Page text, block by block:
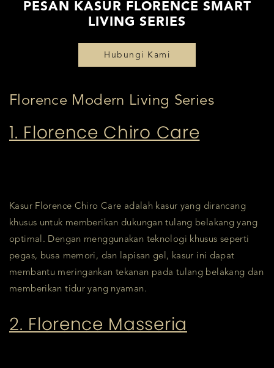
PESAN KASUR FLORENCE SMART
LIVING SERIES
Hubungi Kami
Florence Modern Living Series
1. Florence Chiro Care
Kasur Florence Chiro Care adalah kasur yang dirancang
khusus untuk memberikan dukungan tulang belakang yang
optimal. Dengan menggunakan teknologi khusus seperti
pegas, busa memori, dan lapisan gel, kasur ini dapat
membantu meringankan tekanan pada tulang belakang dan
memberikan tidur yang nyaman.
2. Florence Masseria